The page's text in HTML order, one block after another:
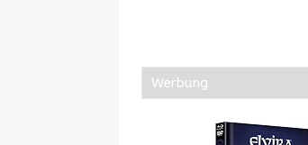
Werbung